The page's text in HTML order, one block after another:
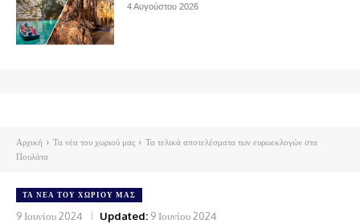
4 Αυγούστου 2026